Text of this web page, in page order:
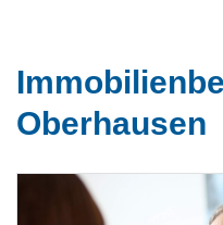
Oberhausen